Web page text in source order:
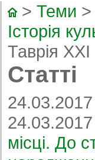
> Теми
Історія
Таврія XXI
Статті
місці. До